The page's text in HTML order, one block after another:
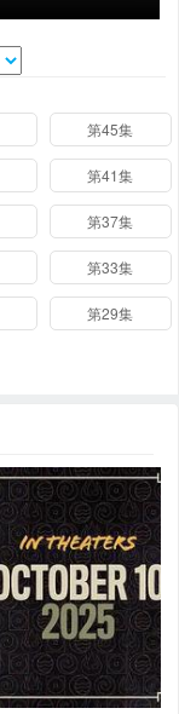
第45集
第41集
第37集
第33集
第29集